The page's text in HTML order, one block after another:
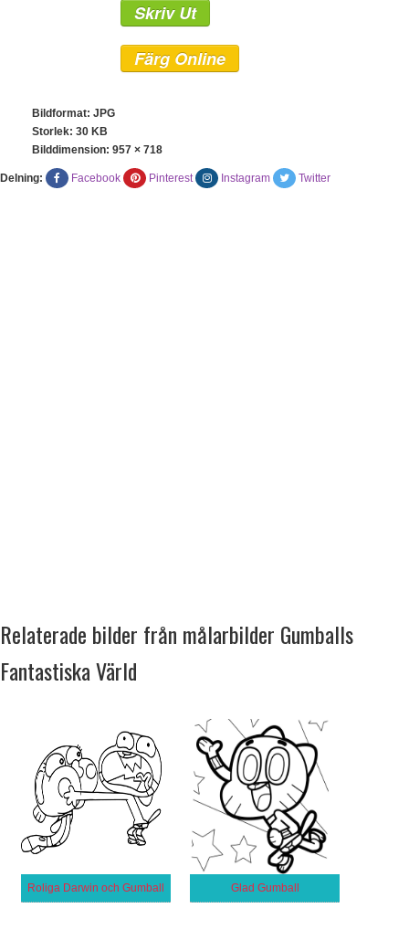
Skriv Ut
Färg Online
Bildformat: JPG
Storlek: 30 KB
Bilddimension: 957 × 718
Delning: Facebook Pinterest Instagram Twitter
Relaterade bilder från målarbilder Gumballs
Fantastiska Värld
Roliga Darwin och Gumball Glad Gumball